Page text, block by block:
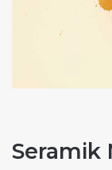
Seramik